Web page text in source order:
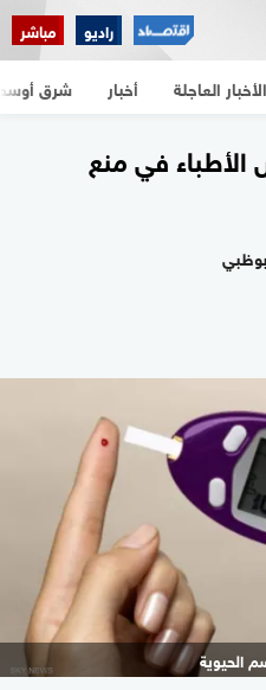
راديو مباشر
الأخبار العاجلة أخبار شرق
الأطباء في منع
الحيوية